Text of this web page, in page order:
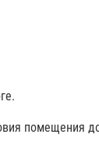
помещения